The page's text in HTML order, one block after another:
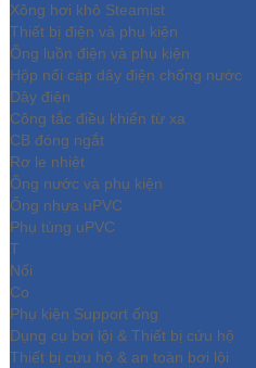
Xông hơi khô Steamist
Thiết bị điện và phụ kiện
Ống luồn điện và phụ kiện
Hộp nối cáp dây điện chống nước
Dây điện
Công tắc điều khiển từ xa
CB đóng ngắt
Rơ le nhiệt
Ống nước và phụ kiện
Ống nhựa uPVC
Phụ tùng uPVC
T
Nối
Co
Phụ kiện Support ống
Dụng cụ bơi lội & Thiết bị cứu hộ
Thiết bị cứu hộ & an toàn bơi lội